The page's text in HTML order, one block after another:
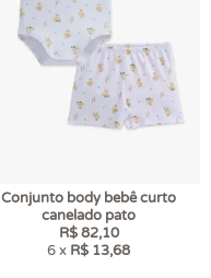
Conjunto body bebê curto
canelado pato
R$ 82,10
6 x R$ 13,68